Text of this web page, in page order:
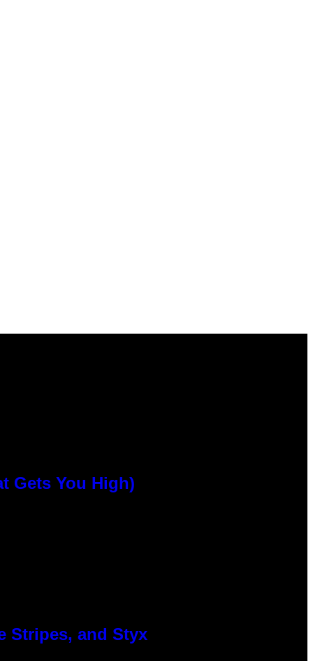
Gets You High)
Stripes, and Styx